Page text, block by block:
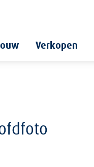
Verkopen